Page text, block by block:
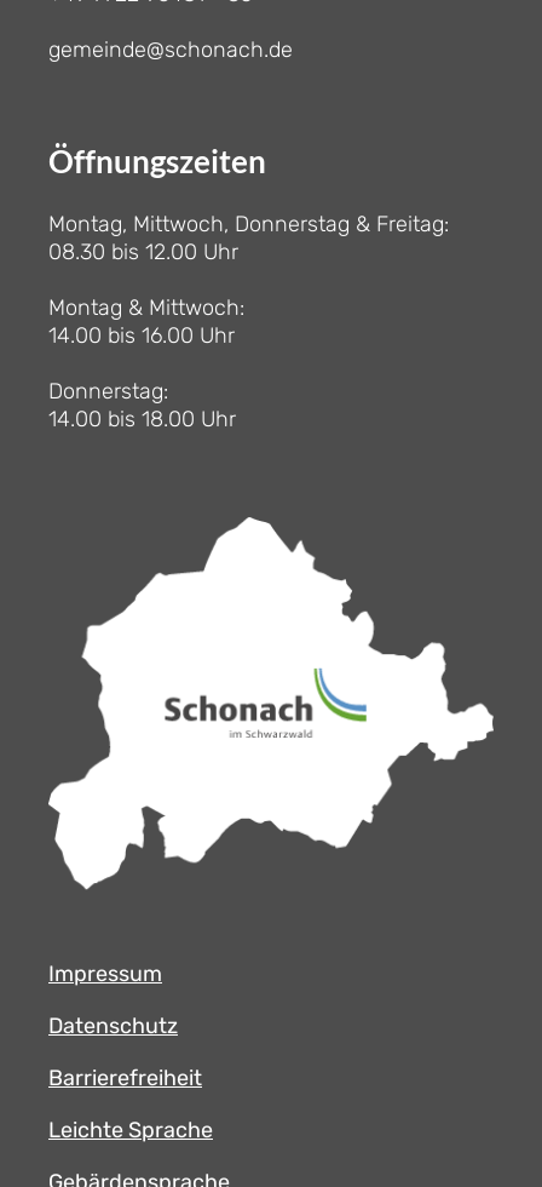
gemeinde@schonach.de
Öffnungszeiten
Montag, Mittwoch, Donnerstag & Freitag:
08.30 bis 12.00 Uhr
Montag & Mittwoch:
14.00 bis 16.00 Uhr
Donnerstag:
14.00 bis 18.00 Uhr
Impressum
Datenschutz
Barrierefreiheit
Leichte Sprache